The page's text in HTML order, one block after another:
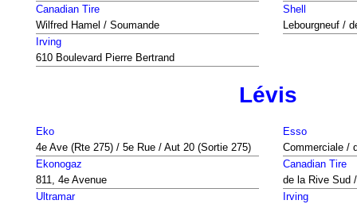
Canadian Tire
Wilfred Hamel / Soumande
Shell
Lebourgneuf /
Irving
610 Boulevard Pierre Bertrand
Lévis
Eko
4e Ave (Rte 275) / 5e Rue / Aut 20 (Sortie 275)
Esso
Commerciale /
Ekonogaz
811, 4e Avenue
Canadian Tire
de la Rive Sud
Ultramar
Irving